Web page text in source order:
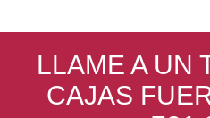
LLAME A UN
CAJAS